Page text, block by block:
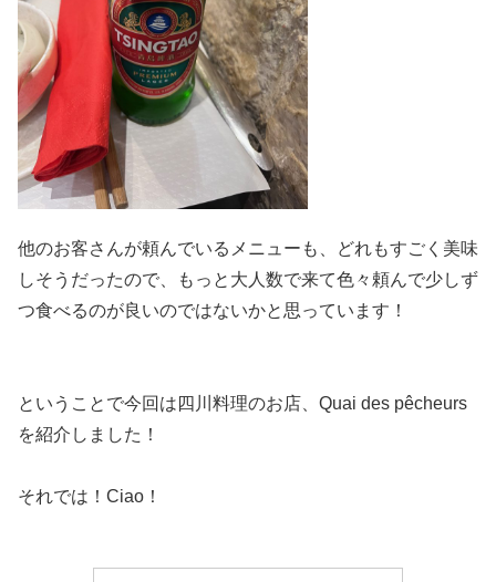
他のお客さんが頼んでいるメニューも、どれもすごく美味
しそうだったので、もっと大人数で来て色々頼んで少しず
つ食べるのが良いのではないかと思っています！
ということで今回は四川料理のお店、Quai des pêcheurs
を紹介しました！
それでは！Ciao！